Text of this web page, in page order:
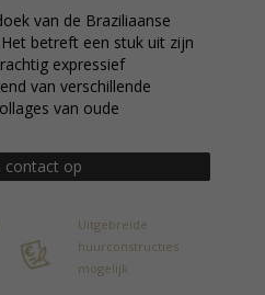
van de Braziliaanse
betreft een stuk uit zijn
expressief
van verschillende
van oude
contact op
Uitgebreide
huurconstructies
mogelijk